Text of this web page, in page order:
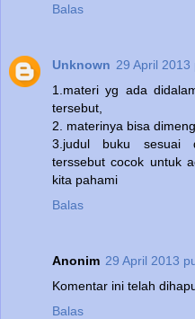
Balas
Unknown 29 April 2013
1.materi yg ada
tersebut,
2. materinya bisa
3.judul buku sesuai
terssebut cocok untuk
kita pahami
Balas
Anonim 29 April 2013
Komentar ini telah
Balas